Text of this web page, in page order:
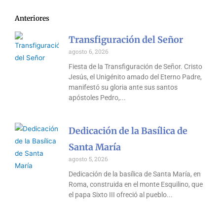
Anteriores
Transfiguración del Señor
agosto 6, 2026
Fiesta de la Transfiguración de Señor. Cristo
Jesús, el Unigénito amado del Eterno Padre,
manifestó su gloria ante sus santos
apóstoles Pedro,
Dedicación de la Basílica de
Santa María
agosto 5, 2026
Dedicación de la basílica de Santa María, en
Roma, construida en el monte Esquilino, que
el papa Sixto III ofreció al pueblo